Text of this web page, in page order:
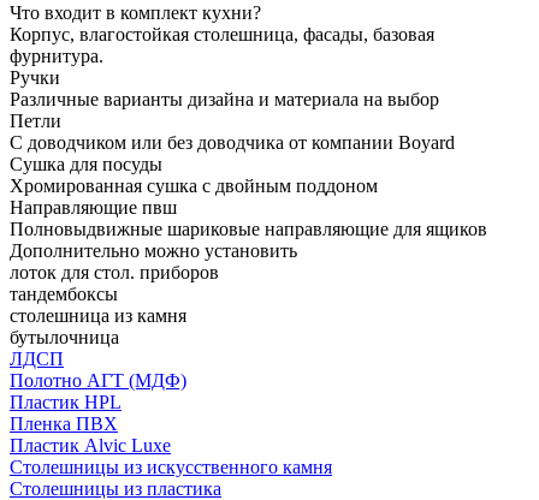
Что входит в комплект кухни?
Корпус, влагостойкая столешница, фасады, базовая
фурнитура.
Ручки
Различные варианты дизайна и материала на выбор
Петли
С доводчиком или без доводчика от компании Boyard
Сушка для посуды
Хромированная сушка с двойным поддоном
Направляющие пвш
Полновыдвижные шариковые направляющие для ящиков
Дополнительно можно установить
лоток для стол. приборов
тандембоксы
столешница из камня
бутылочница
ЛДСП
Полотно АГТ (МДФ)
Пластик HPL
Пленка ПВХ
Пластик Alvic Luxe
Столешницы из искусственного камня
Столешницы из пластика